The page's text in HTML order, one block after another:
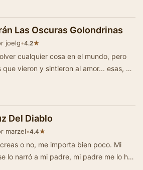
Las Oscuras Golondrinas
joelg•4.2★
cualquier cosa en el mundo, pero
que vieron y sintieron al amor... esas, no
Del Diablo
marzel•4.4★
o no, me importa bien poco. Mi
lo narró a mi padre, mi padre me lo ha